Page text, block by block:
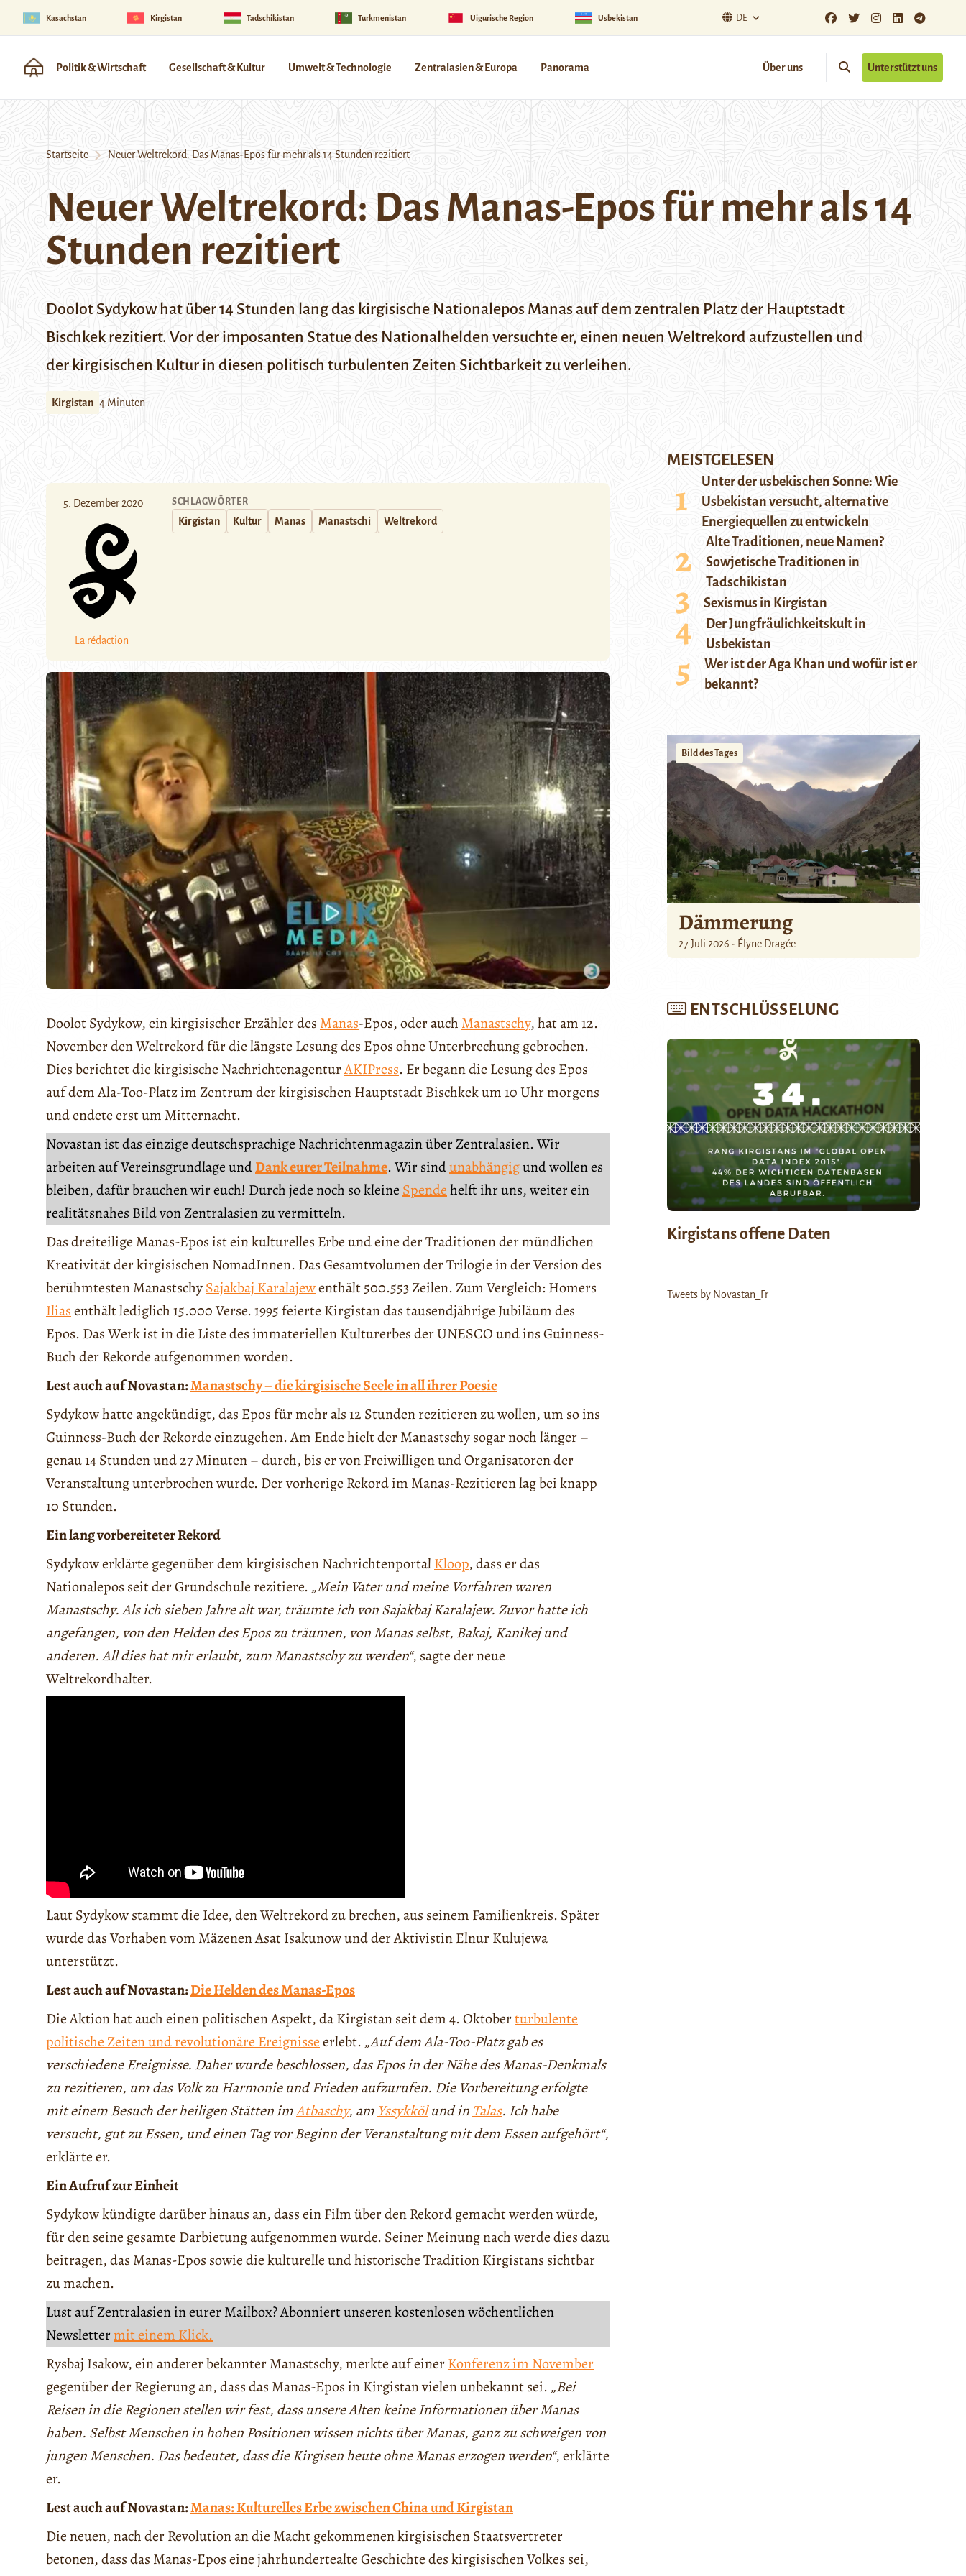
Kasachstan Kirgistan Tadschikistan Turkmenistan Uigurische Region Usbekistan DE
Politik & Wirtschaft Gesellschaft & Kultur Umwelt & Technologie Zentralasien & Europa Panorama Über uns Unterstützt uns
Startseite Neuer Weltrekord: Das Manas-Epos für mehr als 14 Stunden rezitiert
Neuer Weltrekord: Das Manas-Epos für mehr als 14
Stunden rezitiert
Doolot Sydykow hat über 14 Stunden lang das kirgisische Nationalepos Manas auf dem zentralen Platz der Hauptstadt
Bischkek rezitiert. Vor der imposanten Statue des Nationalhelden versuchte er, einen neuen Weltrekord aufzustellen und
der kirgisischen Kultur in diesen politisch turbulenten Zeiten Sichtbarkeit zu verleihen.
Kirgistan 4 Minuten
5. Dezember 2020
La rédaction
SCHLAGWÖRTER
Kirgistan Kultur Manas Manastschi Weltrekord
Doolot Sydykow, ein kirgisischer Erzähler des Manas-Epos, oder auch Manastschy, hat am 12.
November den Weltrekord für die längste Lesung des Epos ohne Unterbrechung gebrochen.
Dies berichtet die kirgisische NachrichtenagenturAKIPress. Er begann die Lesung des Epos
auf dem Ala-Too-Platz im Zentrum der kirgisischen Hauptstadt Bischkek um 10 Uhr morgens
und endete erst um Mitternacht.
Novastan ist das einzige deutschsprachige Nachrichtenmagazin über Zentralasien. Wir
arbeiten auf Vereinsgrundlage undDank eurer Teilnahme. Wir sindunabhängigund wollen es
bleiben, dafür brauchen wir euch! Durch jede noch so kleine Spendehelft ihr uns, weiter ein
realitätsnahes Bild von Zentralasien zu vermitteln.
Das dreiteilige Manas-Epos ist ein kulturelles Erbe und eine der Traditionen der mündlichen
Kreativität der kirgisischen NomadInnen. Das Gesamtvolumen der Trilogie in der Version des
berühmtesten ManastschySajakbaj Karalajewenthält 500.553 Zeilen. Zum Vergleich: Homers
Iliasenthält lediglich 15.000 Verse. 1995 feierte Kirgistan das tausendjährige Jubiläum des
Epos. Das Werk ist in die Liste des immateriellen Kulturerbes der UNESCO und ins Guinness-
Buch der Rekorde aufgenommen worden.
Lest auch auf Novastan:Manastschy – die kirgisische Seele in all ihrer Poesie
Sydykow hatte angekündigt, das Epos für mehr als 12 Stunden rezitieren zu wollen, um so ins
Guinness-Buch der Rekorde einzugehen. Am Ende hielt der Manastschy sogar noch länger –
genau 14 Stunden und 27 Minuten – durch, bis er von Freiwilligen und Organisatoren der
Veranstaltung unterbrochen wurde. Der vorherige Rekord im Manas-Rezitieren lag bei knapp
10 Stunden.
Ein lang vorbereiteter Rekord
Sydykow erklärte gegenüber dem kirgisischen NachrichtenportalKloop, dass er das
Nationalepos seit der Grundschule rezitiere. „Mein Vater und meine Vorfahren waren
Manastschy. Als ich sieben Jahre alt war, träumte ich von Sajakbaj Karalajew. Zuvor hatte ich
angefangen, von den Helden des Epos zu träumen, von Manas selbst, Bakaj, Kanikej und
anderen. All dies hat mir erlaubt, zum Manastschy zu werden“, sagte der neue
Weltrekordhalter.
Laut Sydykow stammt die Idee, den Weltrekord zu brechen, aus seinem Familienkreis. Später
wurde das Vorhaben vom Mäzenen Asat Isakunow und der Aktivistin Elnur Kulujewa
unterstützt.
Lest auch auf Novastan:Die Helden des Manas-Epos
Die Aktion hat auch einen politischen Aspekt, da Kirgistan seit dem 4. Oktoberturbulente
politische Zeiten und revolutionäre Ereignisseerlebt. „Auf dem Ala-Too-Platz gab es
verschiedene Ereignisse. Daher wurde beschlossen, das Epos in der Nähe des Manas-Denkmals
zu rezitieren, um das Volk zu Harmonie und Frieden aufzurufen. Die Vorbereitung erfolgte
mit einem Besuch der heiligen Stätten imAtbaschy, am Yssykkölund in Talas. Ich habe
versucht, gut zu Essen, und einen Tag vor Beginn der Veranstaltung mit dem Essen aufgehört“,
erklärte er.
Ein Aufruf zur Einheit
Sydykow kündigte darüber hinaus an, dass ein Film über den Rekord gemacht werden würde,
für den seine gesamte Darbietung aufgenommen wurde. Seiner Meinung nach werde dies dazu
beitragen, das Manas-Epos sowie die kulturelle und historische Tradition Kirgistans sichtbar
zu machen.
Lust auf Zentralasien in eurer Mailbox? Abonniert unseren kostenlosen wöchentlichen
Newslettermit einem Klick.
Rysbaj Isakow, ein anderer bekannter Manastschy, merkte auf einerKonferenz im November
gegenüber der Regierung an, dass das Manas-Epos in Kirgistan vielen unbekannt sei. „Bei
Reisen in die Regionen stellen wir fest, dass unsere Alten keine Informationen über Manas
haben. Selbst Menschen in hohen Positionen wissen nichts über Manas, ganz zu schweigen von
jungen Menschen. Das bedeutet, dass die Kirgisen heute ohne Manas erzogen werden“, erklärte
er.
Lest auch auf Novastan:Manas: Kulturelles Erbe zwischen China und Kirgistan
Die neuen, nach der Revolution an die Macht gekommenen kirgisischen Staatsvertreter
betonen, dass das Manas-Epos eine jahrhundertealte Geschichte des kirgisischen Volkes sei,
MEISTGELESEN
Unter der usbekischen Sonne: Wie
Usbekistan versucht, alternative
Energiequellen zu entwickeln
Alte Traditionen, neue Namen?
Sowjetische Traditionen in
Tadschikistan
Sexismus in Kirgistan
Der Jungfräulichkeitskult in
Usbekistan
Wer ist der Aga Khan und wofür ist er
bekannt?
Bild des Tages
Dämmerung
27 Juli 2026 - Élyne Dragée
ENTSCHLÜSSELUNG
Kirgistans offene Daten
Tweets by Novastan_Fr